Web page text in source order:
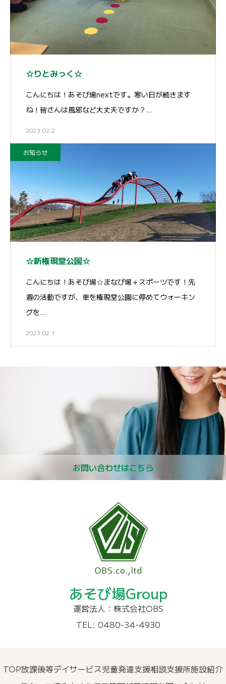
☆りとみっく☆
こんにちは！あそび場nextです。寒い日が続きます
ね！皆さんは風邪など大丈夫ですか？…
2023.02.2
お知らせ
☆新権現堂公園☆
こんにちは！あそび場☆まなび場＋スポーツです！先
週の活動ですが、車を権現堂公園に停めてウォーキン
グを…
2023.02.1
お問い合わせはこちら
あそび場Group
運営法人：株式会社OBS
TEL: 0480-34-4930
TOP放課後等デイサービス児童発達支援相談支援所施設紹介